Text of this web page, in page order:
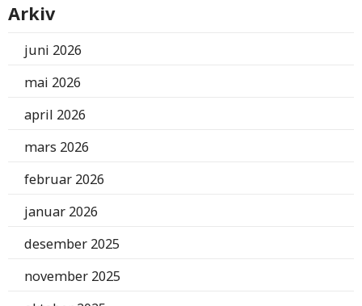
Arkiv
juni 2026
mai 2026
april 2026
mars 2026
februar 2026
januar 2026
desember 2025
november 2025